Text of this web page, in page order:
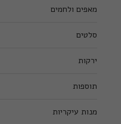
מאפים ולחמים
סלטים
ירקות
תוספות
מנות עיקריות